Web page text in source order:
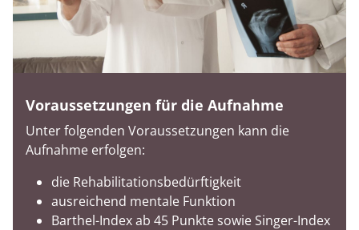
Voraussetzungen für die Aufnahme
Unter folgenden Voraussetzungen kann die
Aufnahme erfolgen:
die Rehabilitationsbedürftigkeit
ausreichend mentale Funktion
Barthel-Index ab 45 Punkte sowie Singer-Index